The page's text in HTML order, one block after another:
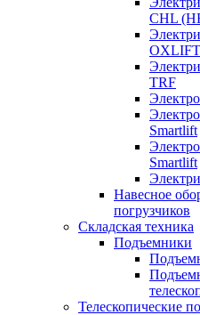
CHL
OXLIFT
TRF
Smartlift
Smartlift
Навесное
погрузчиков
Складская техника
Подъемники
Телескопические